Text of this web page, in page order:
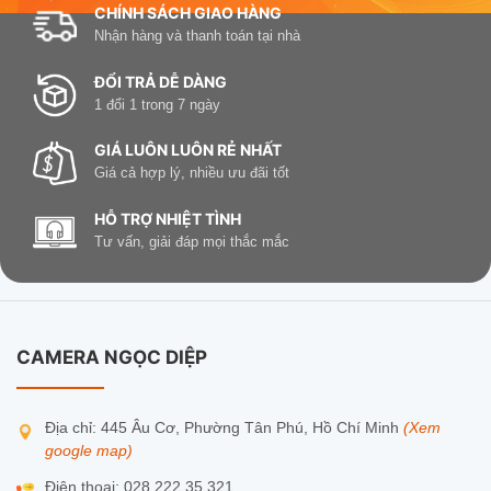
Cửa hàng/quầy thu ngân: 10 kênh phủ trọn khu
trong vài phút.
vị trí khó kéo dây dùng Wi-Fi 6 – linh hoạt mà ổn
định.
5 | Lắp đặt trong 5 bước (chuẩn, nhanh,
Đặt NVR gần router để ổn định mạng & tiện kéo
Lưu trữ: lắp HDD Surveillance 4–16TB, bật
H.265, cấu hình ghi theo sự kiện.
CHÍNH SÁCH GIAO HÀNG
Nhận hàng và thanh toán tại nhà
ĐỔI TRẢ DỄ DÀNG
1 đổi 1 trong 7 ngày
GIÁ LUÔN LUÔN RẺ NHẤT
Giá cả hợp lý, nhiều ưu đãi tốt
HỖ TRỢ NHIỆT TÌNH
Tư vấn, giải đáp mọi thắc mắc
CAMERA NGỌC DIỆP
Địa chỉ: 445 Âu Cơ, Phường Tân Phú, Hồ Chí Minh (Xem
google map)
Điện thoại: 028.222.35.321